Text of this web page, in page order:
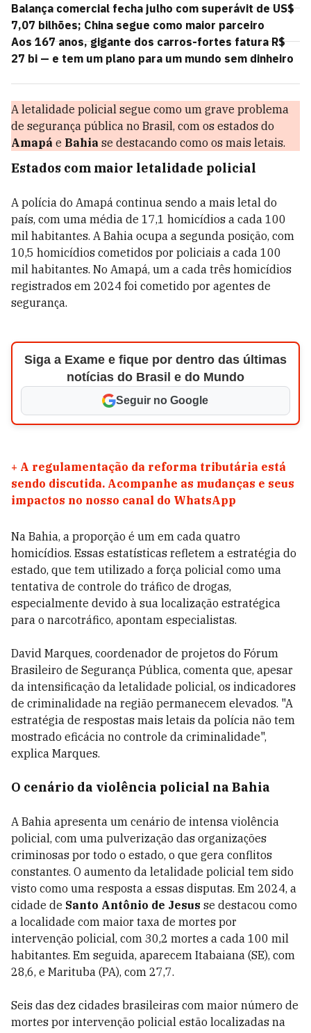
Balança comercial fecha julho com superávit de US$
7,07 bilhões; China segue como maior parceiro
Aos 167 anos, gigante dos carros-fortes fatura R$
27 bi — e tem um plano para um mundo sem dinheiro
A letalidade policial segue como um grave problema
de segurança pública no Brasil, com os estados do
Amapá e Bahia se destacando como os mais letais.
Estados com maior letalidade policial
A polícia do Amapá continua sendo a mais letal do
país, com uma média de 17,1 homicídios a cada 100
mil habitantes. A Bahia ocupa a segunda posição, com
10,5 homicídios cometidos por policiais a cada 100
mil habitantes. No Amapá, um a cada três homicídios
registrados em 2024 foi cometido por agentes de
segurança.
Siga a Exame e fique por dentro das últimas
notícias do Brasil e do Mundo
Seguir no Google
+ A regulamentação da reforma tributária está
sendo discutida. Acompanhe as mudanças e seus
impactos no nosso canal do WhatsApp
Na Bahia, a proporção é um em cada quatro
homicídios. Essas estatísticas refletem a estratégia do
estado, que tem utilizado a força policial como uma
tentativa de controle do tráfico de drogas,
especialmente devido à sua localização estratégica
para o narcotráfico, apontam especialistas.
David Marques, coordenador de projetos do Fórum
Brasileiro de Segurança Pública, comenta que, apesar
da intensificação da letalidade policial, os indicadores
de criminalidade na região permanecem elevados. "A
estratégia de respostas mais letais da polícia não tem
mostrado eficácia no controle da criminalidade",
explica Marques.
O cenário da violência policial na Bahia
A Bahia apresenta um cenário de intensa violência
policial, com uma pulverização das organizações
criminosas por todo o estado, o que gera conflitos
constantes. O aumento da letalidade policial tem sido
visto como uma resposta a essas disputas. Em 2024, a
cidade de Santo Antônio de Jesus se destacou como
a localidade com maior taxa de mortes por
intervenção policial, com 30,2 mortes a cada 100 mil
habitantes. Em seguida, aparecem Itabaiana (SE), com
28,6, e Marituba (PA), com 27,7.
Seis das dez cidades brasileiras com maior número de
mortes por intervenção policial estão localizadas na